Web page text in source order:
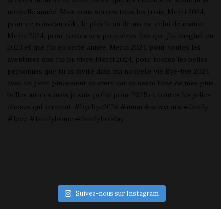
Suivez-nous sur Instagram